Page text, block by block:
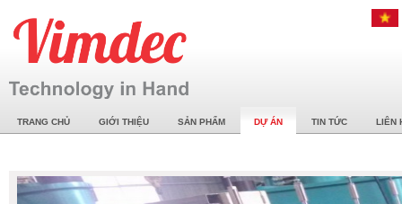
TRANG CHỦ GIỚI THIỆU SẢN PHẨM DỰ ÁN TIN TỨC LIÊN